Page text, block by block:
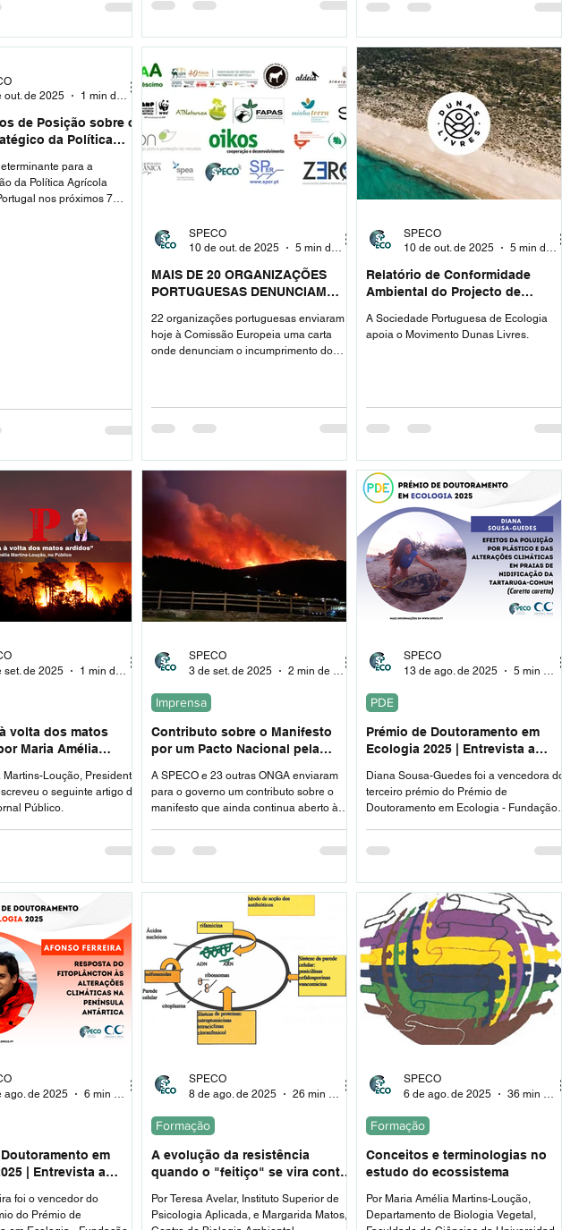
de Posição sobre o
da Política
para a
da Política Agrícola
nos próximos 7
out. de 2025
1 min de leitura
MAIS DE 20 ORGANIZAÇÕES
PORTUGUESAS DENUNCIAM
PORTUGAL À COMISSÃO
EUROPEIA
22 organizações portuguesas enviaram
hoje à Comissão Europeia uma carta
onde denunciam o incumprimento do
deste Plano Estratégico em Portugal.
SPECO
10 de out. de 2025
5 min de leitura
Relatório de Conformidade
Ambiental do Projecto de
Ocupação Turística da UNOP4 de
Tróia - Parecer da SPECO
A Sociedade Portuguesa de Ecologia
apoia o Movimento Dunas Livres.
SPECO
10 de out. de 2025
5 min de leitura
volta dos matos
Maria Amélia
Loução, Presidente
o seguinte artigo de
Público.
set. de 2025
Contributo sobre o Manifesto
por um Pacto Nacional pela
A SPECO e 23 outras ONGA enviaram
para o governo um contributo sobre o
manifesto que ainda continua aberto à
Nacional sobre a Floresta e o Território.
Imprensa
SPECO
3 de set. de 2025
Prémio de Doutoramento em
Ecologia 2025 | Entrevista a
Classificada
Diana Sousa-Guedes foi a vencedora do
terceiro prémio do Prémio de
Doutoramento em Ecologia - Fundação
PDE
SPECO
13 de ago. de 2025
em
| Entrevista a
foi o vencedor do
do Prémio de
ago. de 2025
A evolução da resistência
quando o "feitiço" se vira contra
Por Teresa Avelar, Instituto Superior de
Psicologia Aplicada, e Margarida Matos,
Formação
SPECO
8 de ago. de 2025
Conceitos e terminologias no
estudo do ecossistema
Por Maria Amélia Martins-Loução,
Departamento de Biologia Vegetal,
Formação
SPECO
6 de ago. de 2025